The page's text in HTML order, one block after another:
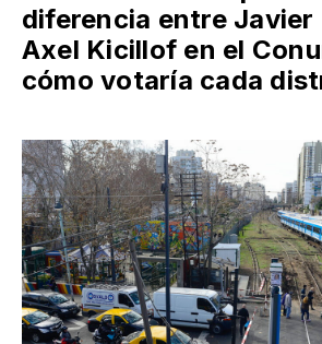
diferencia entre Javier
Axel Kicillof en el
cómo votaría cada